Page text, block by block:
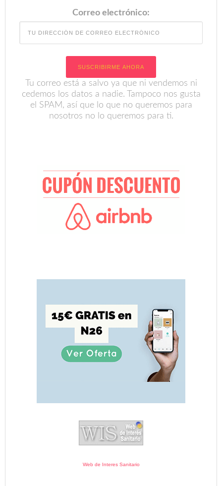
Correo electrónico:
Tu correo está a salvo ya que ni vendemos ni
cedemos los datos a nadie. Tampoco nos gusta
el SPAM, así que lo que no queremos para
nosotros no lo queremos para ti.
Web de Interes Sanitario